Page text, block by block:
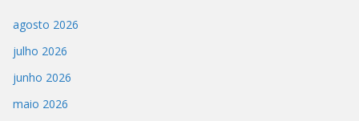
agosto 2026
julho 2026
junho 2026
maio 2026